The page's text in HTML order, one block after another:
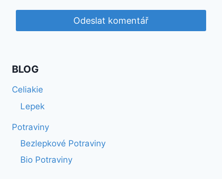
BLOG
Celiakie
Lepek
Potraviny
Bezlepkové Potraviny
Bio Potraviny